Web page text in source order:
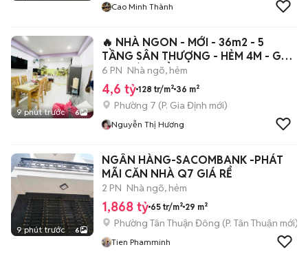
Cao Minh Thành
9 phút trước 6
🔥 NHÀ NGON - MỚI - 36m2 - 5
TẦNG SÂN THƯỢNG - HẺM 4M - GẦN
CHỢ BÀ CHIỂ
6 PN Nhà ngõ, hẻm
4,6 tỷ 128 tr/m² 36 m²
Phường 7 (P. Gia Định mới)
Nguyễn Thị Hương
9 phút trước 6
NGÂN HÀNG-SACOMBANK -PHÁT
MÃI CĂN NHÀ Q7 GIÁ RỂ
2 PN Nhà ngõ, hẻm
1,868 tỷ 65 tr/m² 29 m²
Phường Tân Thuận Đông (P. Tân Thuận mới)
Tien Phamminh